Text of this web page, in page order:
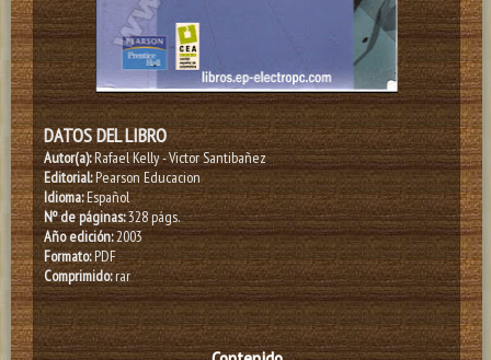
DATOS DEL LIBRO
Autor(a):Rafael Kelly - Victor Santibañez
Editorial:Pearson Educacion
Idioma:Español
Nº de páginas:328 págs.
Año edición:2003
Formato:PDF
Comprimido:rar